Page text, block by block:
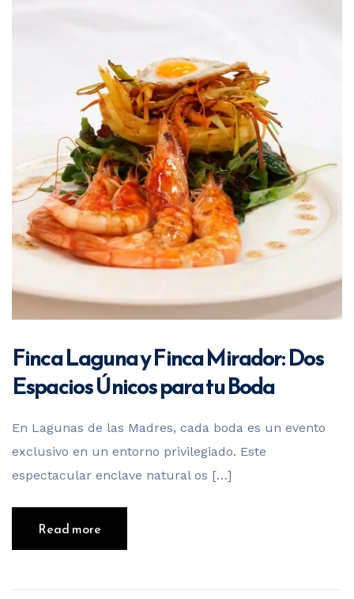
Finca Laguna y Finca Mirador: Dos
Espacios Únicos para tu Boda
En Lagunas de las Madres, cada boda es un evento
exclusivo en un entorno privilegiado. Este
espectacular enclave natural os […]
Read more